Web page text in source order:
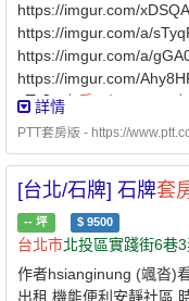
https://imgur.com/
https://imgur.com/a/
https://imgur.com/a/
https://imgur.com/
(月)】套房 1 $12500，
期】 一年 【押 金】 兩
筋混凝土 【電梯】 有
路。捷運台電大樓站步
市。生活機能佳。 ◎ 每
不可飼養寵物。全面禁菸
詳情
PTT套房版 - https://
[台北/石牌] 石牌套
-- 坪 $ 9500
台北市北投區實踐街6巷
作者hsianginung (颯沓)
出租,機能便利安靜社區